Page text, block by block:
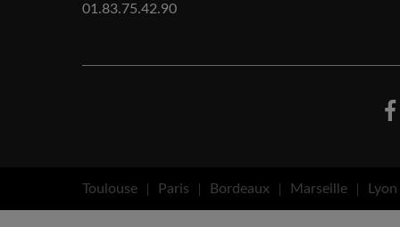
01.83.75.42.90
Toulouse Paris Bordeaux Marseille Lyon